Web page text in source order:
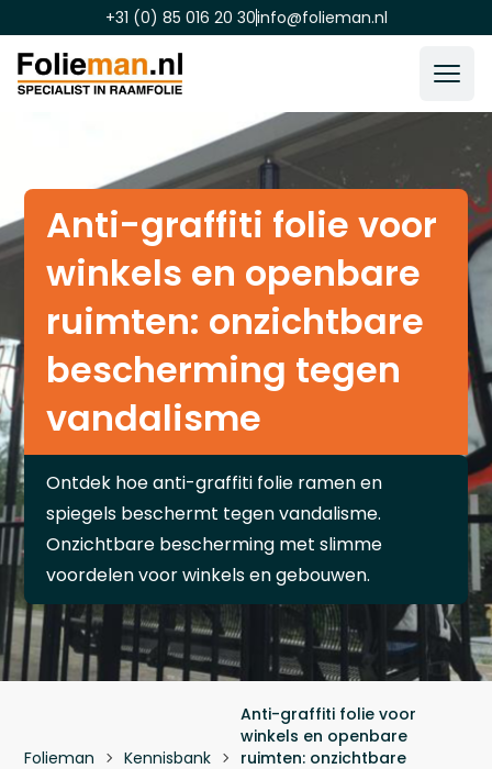
+31 (0) 85 016 20 30info@folieman.nl
Anti-graffiti folie voor
winkels en openbare
ruimten: onzichtbare
bescherming tegen
vandalisme
Ontdek hoe anti-graffiti folie ramen en
spiegels beschermt tegen vandalisme.
Onzichtbare bescherming met slimme
voordelen voor winkels en gebouwen.
Folieman  Kennisbank 
Anti-graffiti folie voor
winkels en openbare
ruimten: onzichtbare